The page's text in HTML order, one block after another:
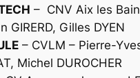
– CNV Aix les
GIRERD, Gilles DYEN
– CVLM – Pierre-
Michel DUROCHER